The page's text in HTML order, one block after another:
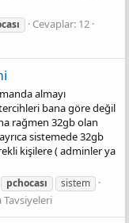
Cevaplar: 12
almayı
bana göre değil
rağmen 32gb olan
sistemede 32gb
kişilere ( adminler ya
pchocası sistem
Tavsiyeleri